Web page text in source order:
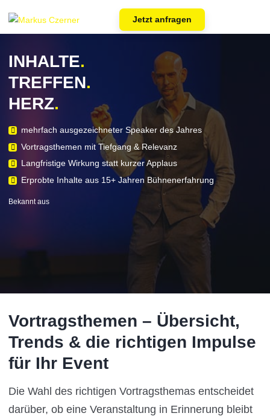
Jetzt anfragen
INHALTE.
TREFFEN.
HERZ.
mehrfach ausgezeichneter Speaker des Jahres
Vortragsthemen mit Tiefgang & Relevanz
Langfristige Wirkung statt kurzer Applaus
Erprobte Inhalte aus 15+ Jahren Bühnenerfahrung
Bekannt aus
Vortragsthemen – Übersicht,
Trends & die richtigen Impulse
für Ihr Event
Die Wahl des richtigen Vortragsthemas entscheidet
darüber, ob eine Veranstaltung in Erinnerung bleibt